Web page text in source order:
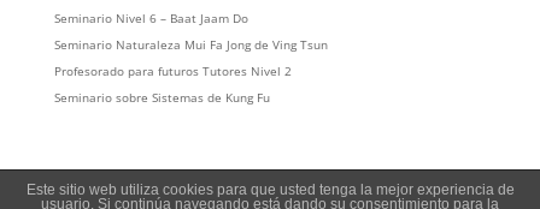
Seminario Nivel 6 – Baat Jaam Do
Seminario Naturaleza Mui Fa Jong de Ving Tsun
Profesorado para futuros Tutores Nivel 2
Seminario sobre Sistemas de Kung Fu
Este sitio web utiliza cookies para que usted tenga la mejor experiencia de
usuario. Si continúa navegando está dando su consentimiento para la